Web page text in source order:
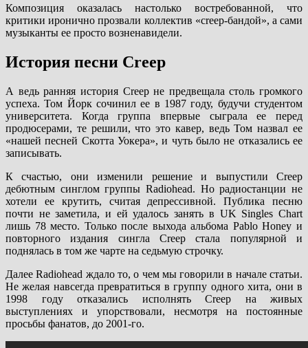
Композиция оказалась настолько востребованной, что
критики иронично прозвали коллектив «creep-бандой», а сами
музыканты ее просто возненавидели.
История песни Creep
А ведь ранняя история Creep не предвещала столь громкого
успеха. Том Йорк сочинил ее в 1987 году, будучи студентом
университета. Когда группа впервые сыграла ее перед
продюсерами, те решили, что это кавер, ведь Том назвал ее
«нашей песней Скотта Уокера», и чуть было не отказались ее
записывать.
К счастью, они изменили решение и выпустили Creep
дебютным синглом группы Radiohead. Но радиостанции не
хотели ее крутить, считая депрессивной. Публика песню
почти не заметила, и ей удалось занять в UK Singles Chart
лишь 78 место. Только после выхода альбома Pablo Honey и
повторного издания сингла Creep стала популярной и
поднялась в том же чарте на седьмую строчку.
Далее Radiohead ждало то, о чем мы говорили в начале статьи.
Не желая навсегда превратиться в группу одного хита, они в
1998 году отказались исполнять Creep на живых
выступлениях и упорствовали, несмотря на постоянные
просьбы фанатов, до 2001-го.